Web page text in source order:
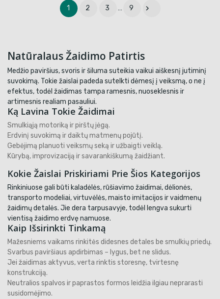
1 2 3 … 9 
Natūralaus Žaidimo Patirtis
Medžio paviršius, svoris ir šiluma suteikia vaikui aiškesnį jutiminį
suvokimą. Tokie žaislai padeda sutelkti dėmesį į veiksmą, o ne į
efektus, todėl žaidimas tampa ramesnis, nuoseklesnis ir
artimesnis realiam pasauliui.
Ką Lavina Tokie Žaidimai
Smulkiąją motoriką ir pirštų jėgą.
Erdvinį suvokimą ir daiktų matmenų pojūtį.
Gebėjimą planuoti veiksmų seką ir užbaigti veiklą.
Kūrybą, improvizaciją ir savarankiškumą žaidžiant.
Kokie Žaislai Priskiriami Prie Šios Kategorijos
Rinkiniuose gali būti kaladėlės, rūšiavimo žaidimai, dėlionės,
transporto modeliai, virtuvėlės, maisto imitacijos ir vaidmenų
žaidimų detalės. Jie dera tarpusavyje, todėl lengva sukurti
vientisą žaidimo erdvę namuose.
Kaip Išsirinkti Tinkamą
Mažesniems vaikams rinkitės didesnes detales be smulkių priedų.
Svarbus paviršiaus apdirbimas – lygus, bet ne slidus.
Jei žaidimas aktyvus, verta rinktis storesnę, tvirtesnę
konstrukciją.
Neutralios spalvos ir paprastos formos leidžia ilgiau neprarasti
susidomėjimo.